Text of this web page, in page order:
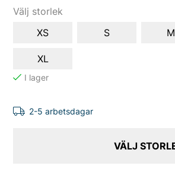
Välj storlek
XS
S M
XL
2-5 arbetsdagar
VÄLJ